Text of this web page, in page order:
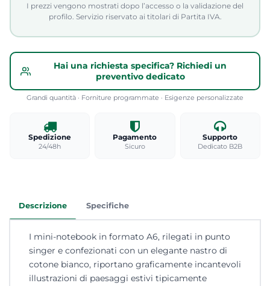
I prezzi vengono mostrati dopo l’accesso o la validazione del
profilo. Servizio riservato ai titolari di Partita IVA.
Hai una richiesta specifica? Richiedi un
preventivo dedicato
Grandi quantità · Forniture programmate · Esigenze personalizzate
Spedizione
24/48h
Pagamento
Sicuro
Supporto
Dedicato B2B
Descrizione Specifiche
I mini-notebook in formato A6, rilegati in punto
singer e confezionati con un elegante nastro di
cotone bianco, riportano graficamente incantevoli
illustrazioni di paesaggi estivi tipicamente